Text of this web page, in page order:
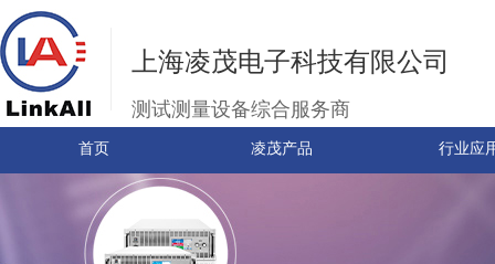
上海凌茂电子科技有限公司
测试测量设备综合服务商
首页 凌茂产品 行业应